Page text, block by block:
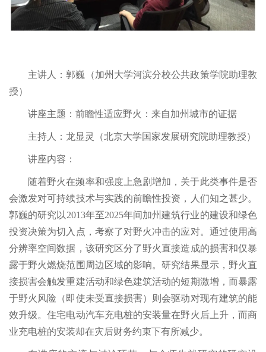
主讲人：郭巍（加州大学河滨分校公共政策学院助理教
授）
讲座主题：前瞻性适应野火：来自加州城市的证据
主持人：龙显灵（北京大学国家发展研究院助理教授）
讲座内容：
随着野火在频率和强度上急剧增加，关于此类事件是否
会激发对可持续技术与实践的前瞻性投资，人们知之甚少。
郭巍的研究以2013年至2025年间加州建筑行业的建设和绿色
投资决策为切入点，考察了对野火冲击的应对。通过使用高
分辨率空间数据，该研究区分了野火直接造成的损害和仅暴
露于野火燃烧范围周边区域的影响。研究结果显示，野火直
接损害会触发重建活动和绿色建筑活动的短期激增，而暴露
于野火风险（即使未受直接损害）则会驱动对现有建筑的能
效升级。住宅电动汽车充电桩的安装量在野火后上升，而商
业充电桩的安装却在灾后财务约束下有所减少。